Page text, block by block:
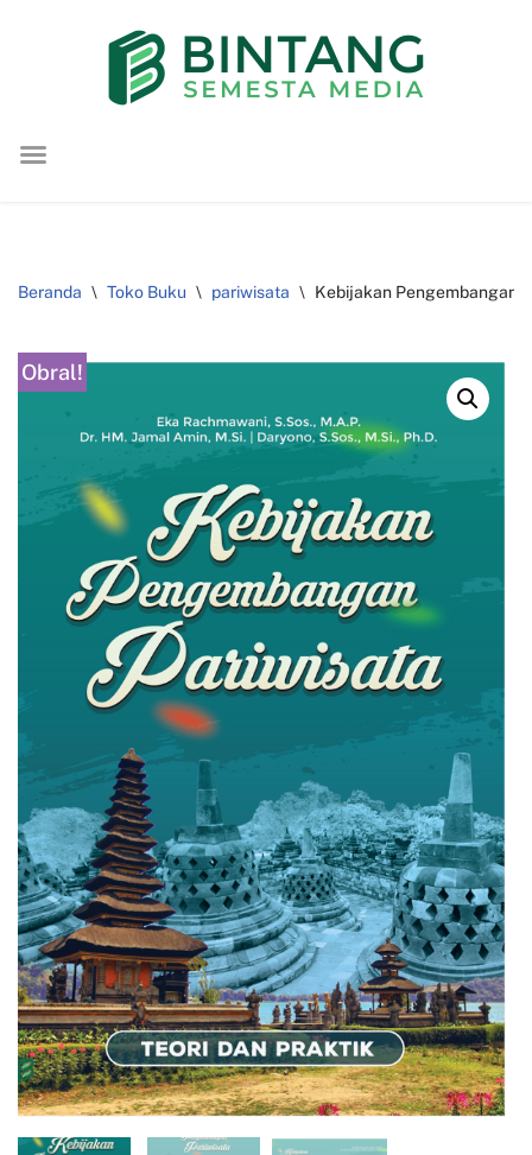
konten
Beranda \ Toko Buku \ pariwisata \ Kebijakan Pengembangan
Obral!